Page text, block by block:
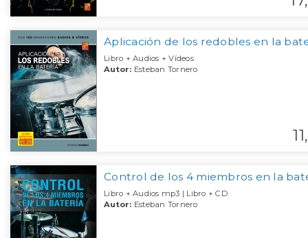
Aplicación de los redobles en la
Libro + Audios + Vídeos
Autor: Esteban Tornero
11,
Control de los 4 miembros en la
Libro + Audios mp3 | Libro + CD
Autor: Esteban Tornero